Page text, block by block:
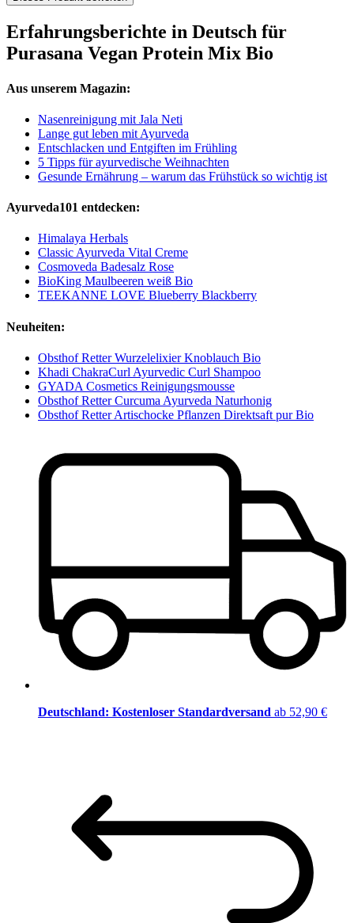
Erfahrungsberichte in Deutsch für
Purasana Vegan Protein Mix Bio
Aus unserem Magazin:
Nasenreinigung mit Jala Neti
Lange gut leben mit Ayurveda
Entschlacken und Entgiften im Frühling
5 Tipps für ayurvedische Weihnachten
Gesunde Ernährung – warum das Frühstück so wichtig ist
Ayurveda101 entdecken:
Himalaya Herbals
Classic Ayurveda Vital Creme
Cosmoveda Badesalz Rose
BioKing Maulbeeren weiß Bio
TEEKANNE LOVE Blueberry Blackberry
Neuheiten:
Obsthof Retter Wurzelelixier Knoblauch Bio
Khadi ChakraCurl Ayurvedic Curl Shampoo
GYADA Cosmetics Reinigungsmousse
Obsthof Retter Curcuma Ayurveda Naturhonig
Obsthof Retter Artischocke Pflanzen Direktsaft pur Bio
Deutschland: Kostenloser Standardversand ab 52,90 €